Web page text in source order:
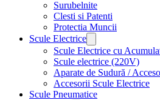
Surubelnite
Clesti si Patenti
Protectia Muncii
Scule Electrice
Scule Electrice cu
Scule electrice (220V)
Aparate de Sudură /
Accesorii Scule Electrice
Scule Pneumatice